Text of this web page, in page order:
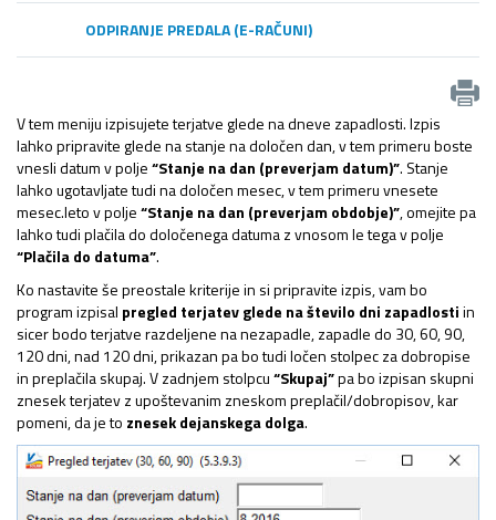
ODPIRANJE PREDALA (E-RAČUNI)
V tem meniju izpisujete terjatve glede na dneve zapadlosti. Izpis
lahko pripravite glede na stanje na določen dan, v tem primeru boste
vnesli datum v polje“Stanje na dan (preverjam datum)”. Stanje
lahko ugotavljate tudi na določen mesec, v tem primeru vnesete
mesec.leto v polje“Stanje na dan (preverjam obdobje)”, omejite pa
lahko tudi plačila do določenega datuma z vnosom le tega v polje
“Plačila do datuma”.
Ko nastavite še preostale kriterije in si pripravite izpis, vam bo
program izpisal pregled terjatev glede na število dni zapadlostiin
sicer bodo terjatve razdeljene na nezapadle, zapadle do 30, 60, 90,
120 dni, nad 120 dni, prikazan pa bo tudi ločen stolpec za dobropise
in preplačila skupaj. V zadnjem stolpcu“Skupaj”pa bo izpisan skupni
znesek terjatev z upoštevanim zneskom preplačil/dobropisov, kar
pomeni, da je to znesek dejanskega dolga.